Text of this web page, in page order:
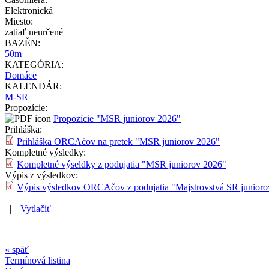
Elektronická
Miesto:
zatiaľ neurčené
BAZĚN:
50m
KATEGÓRIA:
Domáce
KALENDÁR:
M-SR
Propozície:
Propozície "MSR juniorov 2026"
Prihláška:
Prihláška ORCAčov na pretek "MSR juniorov 2026"
Kompletné výsledky:
Kompletné výseldky z podujatia "MSR juniorov 2026"
Výpis z výsledkov:
Výpis výsledkov ORCAčov z podujatia "Majstrovstvá SR
| | Vytlačiť
« späť
Termínová listina